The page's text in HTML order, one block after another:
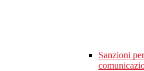
Sanzioni